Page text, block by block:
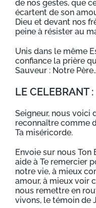
de nos gestes, que
écartent de son
Dieu et devant nos
peine à résister au
Unis dans le même
confiance la prière
Sauveur : Notre
LE CELEBRANT :
Seigneur, nous voici
reconnaître comme
Ta miséricorde.
Envoie sur nous Ton
aide à Te remercier
notre vie, à mieux
amour, à mieux voir
nous remettre en
vivons, le témoin de